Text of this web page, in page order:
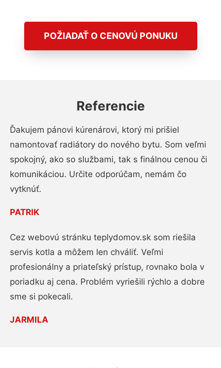
POŽIADAŤ O CENOVÚ PONUKU
Referencie
Ďakujem pánovi kúrenárovi, ktorý mi prišiel
namontovať radiátory do nového bytu. Som veľmi
spokojný, ako so službami, tak s finálnou cenou či
komunikáciou. Určite odporúčam, nemám čo
vytknúť.
PATRIK
Cez webovú stránku teplydomov.sk som riešila
servis kotla a môžem len chváliť. Veľmi
profesionálny a priateľský prístup, rovnako bola v
poriadku aj cena. Problém vyriešili rýchlo a dobre
sme si pokecali.
JARMILA